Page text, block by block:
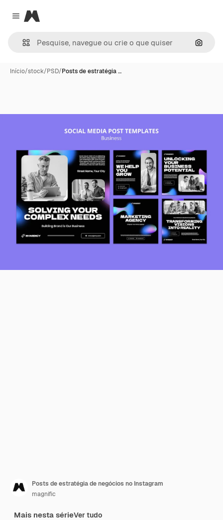
Close menu
Magnific
Início/stock/PSD/Posts de estratégia …
Posts de estratégia de negócios no Instagram
magnific
Mais nesta sérieVer tudo